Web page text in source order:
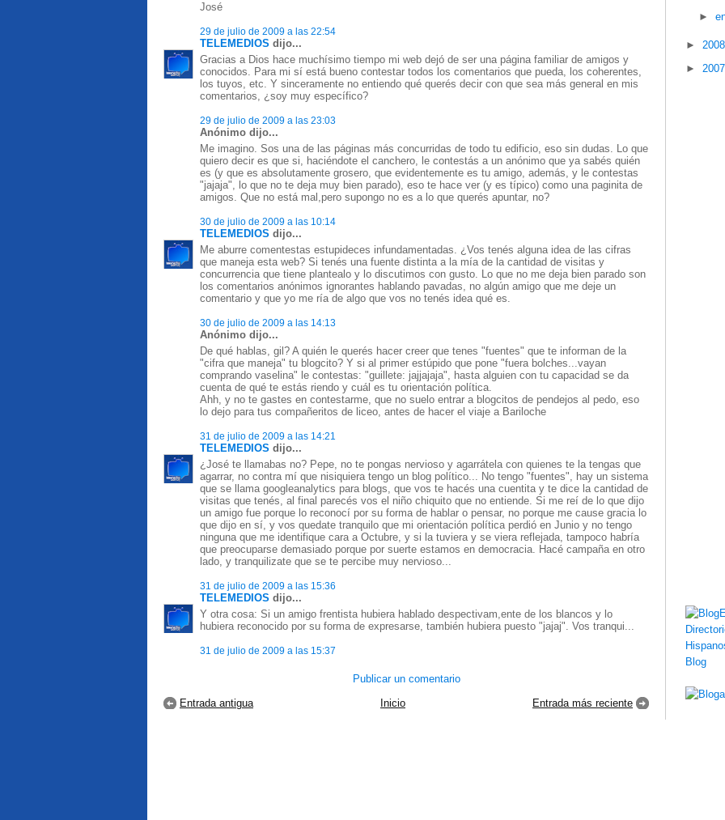
José
29 de julio de 2009 a las 22:54
TELEMEDIOS dijo...
Gracias a Dios hace muchísimo tiempo mi web dejó de ser una página familiar de amigos y
conocidos. Para mi sí está bueno contestar todos los comentarios que pueda, los coherentes,
los tuyos, etc. Y sinceramente no entiendo qué querés decir con que sea más general en mis
comentarios, ¿soy muy específico?
29 de julio de 2009 a las 23:03
Anónimo dijo...
Me imagino. Sos una de las páginas más concurridas de todo tu edificio, eso sin dudas. Lo que
quiero decir es que si, haciéndote el canchero, le contestás a un anónimo que ya sabés quién
es (y que es absolutamente grosero, que evidentemente es tu amigo, además, y le contestas
"jajaja", lo que no te deja muy bien parado), eso te hace ver (y es típico) como una paginita de
amigos. Que no está mal,pero supongo no es a lo que querés apuntar, no?
30 de julio de 2009 a las 10:14
TELEMEDIOS dijo...
Me aburre comentestas estupideces infundamentadas. ¿Vos tenés alguna idea de las cifras
que maneja esta web? Si tenés una fuente distinta a la mía de la cantidad de visitas y
concurrencia que tiene plantealo y lo discutimos con gusto. Lo que no me deja bien parado son
los comentarios anónimos ignorantes hablando pavadas, no algún amigo que me deje un
comentario y que yo me ría de algo que vos no tenés idea qué es.
30 de julio de 2009 a las 14:13
Anónimo dijo...
De qué hablas, gil? A quién le querés hacer creer que tenes "fuentes" que te informan de la
"cifra que maneja" tu blogcito? Y si al primer estúpido que pone "fuera bolches...vayan
comprando vaselina" le contestas: "guillete: jajjajaja", hasta alguien con tu capacidad se da
cuenta de qué te estás riendo y cuál es tu orientación política.
Ahh, y no te gastes en contestarme, que no suelo entrar a blogcitos de pendejos al pedo, eso
lo dejo para tus compañeritos de liceo, antes de hacer el viaje a Bariloche
31 de julio de 2009 a las 14:21
TELEMEDIOS dijo...
¿José te llamabas no? Pepe, no te pongas nervioso y agarrátela con quienes te la tengas que
agarrar, no contra mí que nisiquiera tengo un blog político... No tengo "fuentes", hay un sistema
que se llama googleanalytics para blogs, que vos te hacés una cuentita y te dice la cantidad de
visitas que tenés, al final parecés vos el niño chiquito que no entiende. Si me reí de lo que dijo
un amigo fue porque lo reconocí por su forma de hablar o pensar, no porque me cause gracia lo
que dijo en sí, y vos quedate tranquilo que mi orientación política perdió en Junio y no tengo
ninguna que me identifique cara a Octubre, y si la tuviera y se viera reflejada, tampoco habría
que preocuparse demasiado porque por suerte estamos en democracia. Hacé campaña en otro
lado, y tranquilizate que se te percibe muy nervioso...
31 de julio de 2009 a las 15:36
TELEMEDIOS dijo...
Y otra cosa: Si un amigo frentista hubiera hablado despectivam,ente de los blancos y lo
hubiera reconocido por su forma de expresarse, también hubiera puesto "jajaj". Vos tranqui...
31 de julio de 2009 a las 15:37
Publicar un comentario
Entrada más reciente
Entrada antigua Inicio
►
►
►